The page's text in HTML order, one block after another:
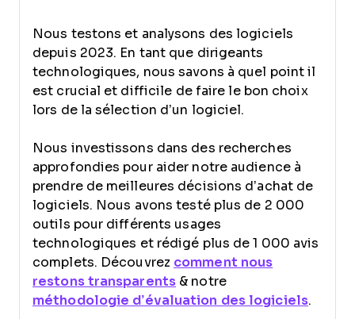
Nous testons et analysons des logiciels
depuis 2023. En tant que dirigeants
technologiques, nous savons à quel point il
est crucial et difficile de faire le bon choix
lors de la sélection d’un logiciel.
Nous investissons dans des recherches
approfondies pour aider notre audience à
prendre de meilleures décisions d’achat de
logiciels. Nous avons testé plus de 2 000
outils pour différents usages
technologiques et rédigé plus de 1 000 avis
complets. Découvrez comment nous
restons transparents & notre
méthodologie d’évaluation des logiciels.